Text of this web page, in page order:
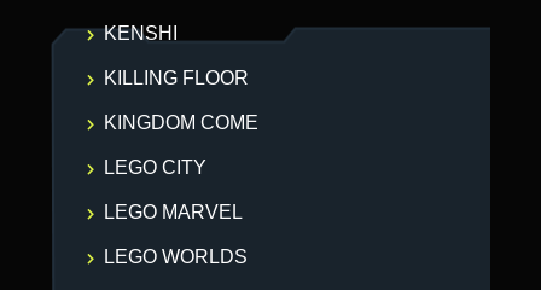
KENSHI
KILLING FLOOR
KINGDOM COME
LEGO CITY
LEGO MARVEL
LEGO WORLDS